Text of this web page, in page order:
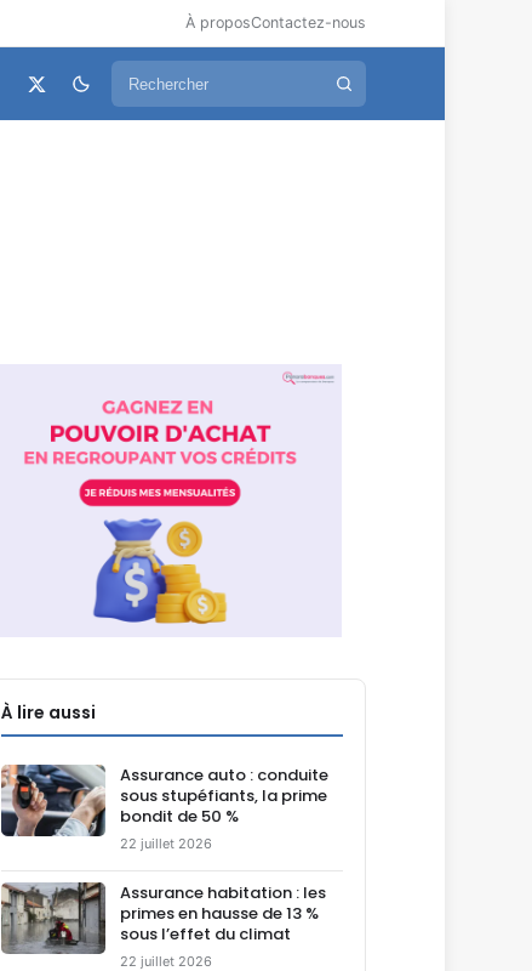
À proposContactez-nous
À lire aussi
Assurance auto : conduite
sous stupéfiants, la prime
bondit de 50 %
22 juillet 2026
Assurance habitation : les
primes en hausse de 13 %
sous l’effet du climat
22 juillet 2026